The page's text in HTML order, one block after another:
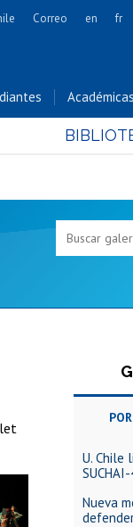
Cs. Forestales y
Cs.
Correo en fr
U.
Nueva